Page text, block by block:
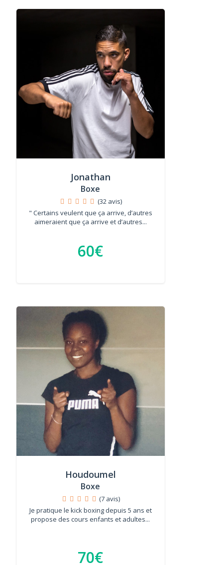
Jonathan
Boxe
(32 avis)
" Certains veulent que ça arrive, d’autres
aimeraient que ça arrive et d’autres...
60€
Houdoumel
Boxe
(7 avis)
Je pratique le kick boxing depuis 5 ans et
propose des cours enfants et adultes...
70€